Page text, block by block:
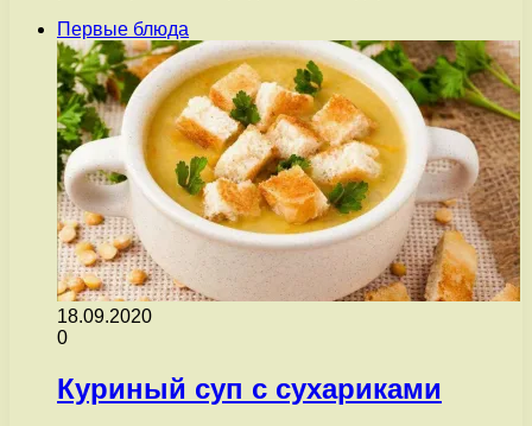
Первые блюда
18.09.2020
0
Куриный суп с сухариками